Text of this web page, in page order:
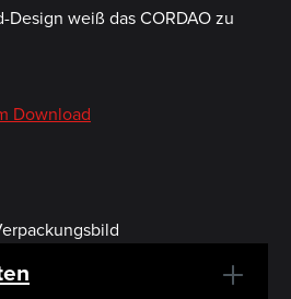
weiß das CORDAO zu
Download